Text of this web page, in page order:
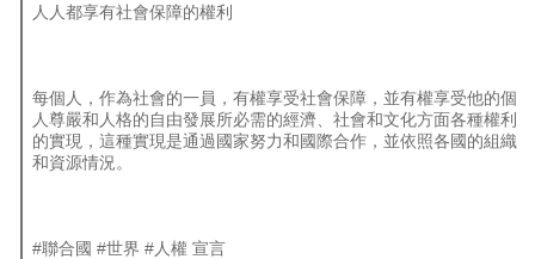
人人都享有社會保障的權利
每個人，作為社會的一員，有權享受社會保障，並有權享受他的個
人尊嚴和人格的自由發展所必需的經濟、社會和文化方面各種權利
的實現，這種實現是通過國家努力和國際合作，並依照各國的組織
和資源情況。
#聯合國 #世界 #人權 宣言